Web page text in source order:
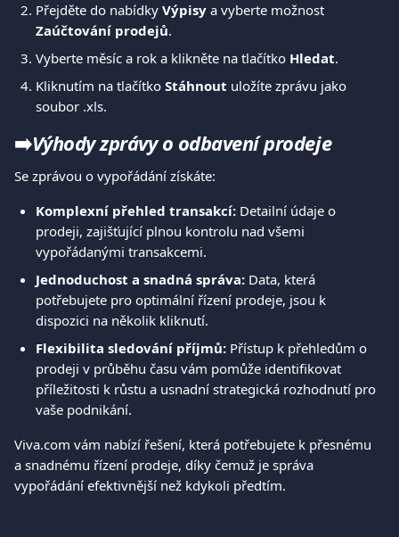
Přejděte do nabídky Výpisy a vyberte možnost
Zaúčtování prodejů.
Vyberte měsíc a rok a klikněte na tlačítko Hledat.
Kliknutím na tlačítko Stáhnout uložíte zprávu jako
soubor .xls.
➡️Výhody zprávy o odbavení prodeje
Se zprávou o vypořádání získáte:
Komplexní přehled transakcí: Detailní údaje o
prodeji, zajišťující plnou kontrolu nad všemi
vypořádanými transakcemi.
Jednoduchost a snadná správa: Data, která
potřebujete pro optimální řízení prodeje, jsou k
dispozici na několik kliknutí.
Flexibilita sledování příjmů: Přístup k přehledům o
prodeji v průběhu času vám pomůže identifikovat
příležitosti k růstu a usnadní strategická rozhodnutí pro
vaše podnikání.
Viva.com vám nabízí řešení, která potřebujete k přesnému
a snadnému řízení prodeje, díky čemuž je správa
vypořádání efektivnější než kdykoli předtím.